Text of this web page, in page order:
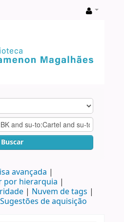
Buscar
avançada
por hierarquia
Nuvem de tags
Sugestões de aquisição